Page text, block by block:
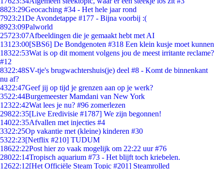
8823:29Geocaching #34 - Het hele jaar rond
7923:21De Avondetappe #177 - Bijna voorbij :(
8923:09Palworld
25723:07Afbeeldingen die je gemaakt hebt met AI
131 23:00[SBS6] De Bondgenoten #318 Een klein kusje moet kunnen
18322:53Wat is op dit moment volgens jou de meest irritante reclame?
#12
8322:48SV-tje's brugwachtershuis(je) deel #8 - Komt de binnenkant
nu af?
4322:47Geef jij op tijd je grenzen aan op je werk?
3522:44Burgemeester Mamdani van New York
12322:42Wat lees je nu? #96 zomerlezen
29822:35[Live Eredivisie #1787] We zijn begonnen!
14022:35Afvallen met injecties #4
3322:25Op vakantie met (kleine) kinderen #30
5322:23[Netflix #210] TUDUM
18622:22Post hier zo vaak mogelijk om 22:22 uur #76
28022:14Tropisch aquarium #73 - Het blijft toch kriebelen.
12622:12[Het Officiële Steam Topic #201] Steamrolled